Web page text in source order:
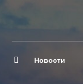
Новости